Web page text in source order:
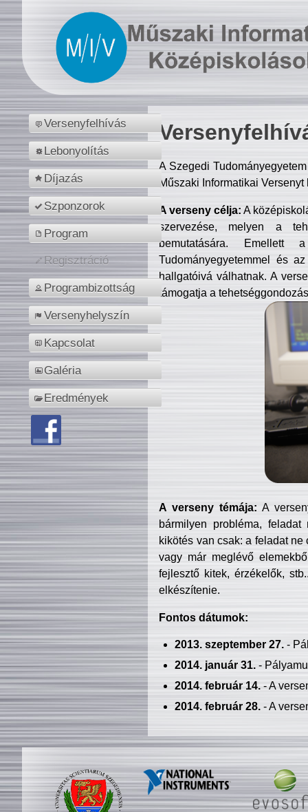
Versenyfelhívás
Lebonyolítás
Díjazás
Szponzorok
Program
Regisztráció
Programbizottság
Versenyhelyszín
Kapcsolat
Galéria
Eredmények
A Szegedi
Műszaki Informatikai
A verseny célja: A
szervezése, melyen a
bemutatására. Emellett
Tudományegyetemmel és
hallgatóivá válhatnak. A
támogatja a
A verseny témája: A
bármilyen probléma, feladat
kikötés van csak: a feladat
vagy már meglévő
fejlesztő kitek, érzékelők,
elkészítenie.
Fontos dátumok:
2013. szeptember 27.-
2014. január 31.-
2014. február 14.- A
2014. február 28.- A